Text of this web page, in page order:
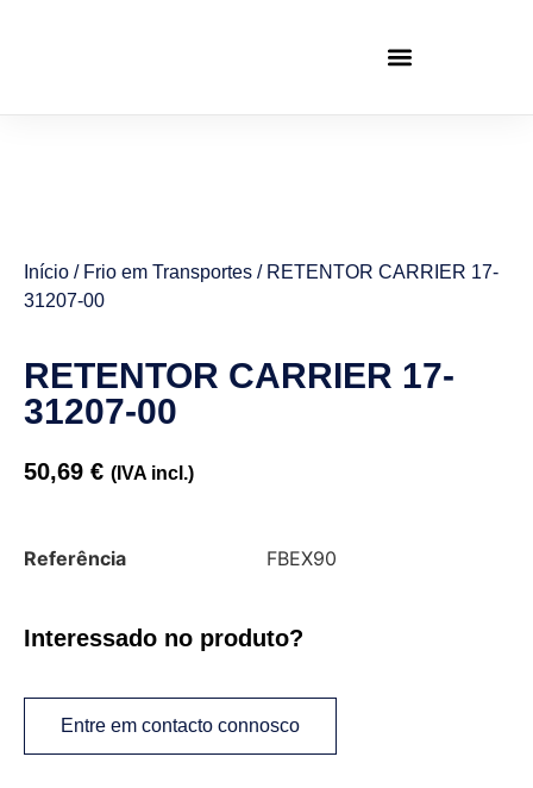
Início / Frio em Transportes / RETENTOR CARRIER 17-
31207-00
RETENTOR CARRIER 17-
31207-00
50,69 € (IVA incl.)
Referência FBEX90
Interessado no produto?
Entre em contacto connosco